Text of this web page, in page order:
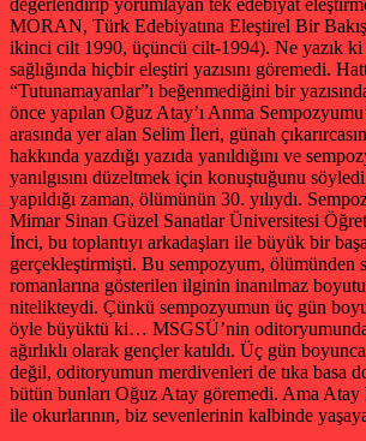
MORAN, Türk Edebiyatına Eleştirel Bir
ikinci cilt 1990, üçüncü cilt-1994). Ne yazık
sağlığında hiçbir eleştiri yazısını göremedi.
“Tutunamayanlar”ı beğenmediğini bir
önce yapılan Oğuz Atay’ı Anma
arasında yer alan Selim İleri, günah
hakkında yazdığı yazıda yanıldığını ve
yanılgısını düzeltmek için konuştuğunu
yapıldığı zaman, ölümünün 30. yılıydı.
Mimar Sinan Güzel Sanatlar Üniversitesi
İnci, bu toplantıyı arkadaşları ile büyük bir
gerçekleştirmişti. Bu sempozyum, ölümünden
romanlarına gösterilen ilginin inanılmaz
nitelikteydi. Çünkü sempozyumun üç gün
öyle büyüktü ki… MSGSÜ’nin oditoryumunda
ağırlıklı olarak gençler katıldı. Üç gün
değil, oditoryumun merdivenleri de tıka basa
bütün bunları Oğuz Atay göremedi. Ama Atay
ile okurlarının, biz sevenlerinin kalbinde